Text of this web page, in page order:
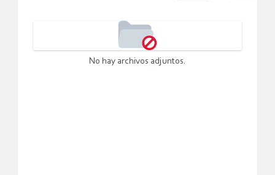
No hay archivos adjuntos.